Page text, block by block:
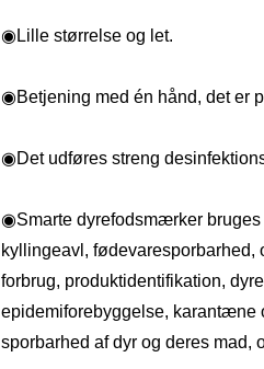
◉ Lille størrelse og let.
◉Betjening med én hånd, det er
◉Det udføres streng
◉Smarte dyrefodsmærker
kyllingeavl,
forbrug, produktidentifikation,
epidemiforebyggelse, karantæne
sporbarhed af dyr og deres mad,